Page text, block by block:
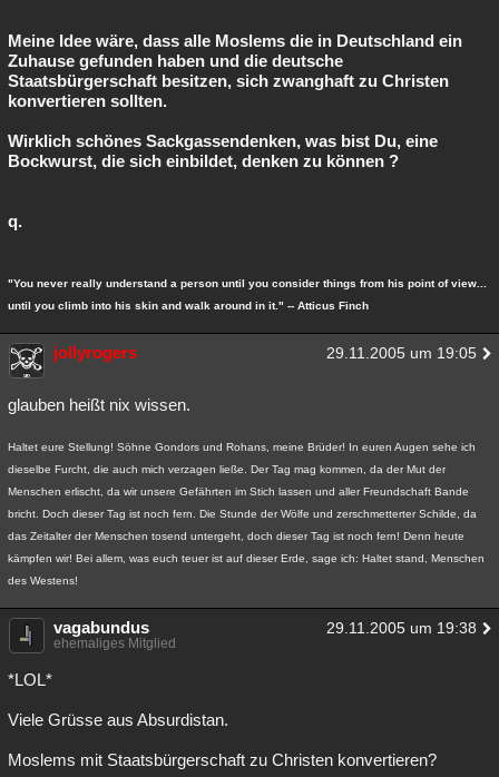
Meine Idee wäre, dass alle Moslems die in Deutschland ein
Zuhause gefunden haben und die deutsche
Staatsbürgerschaft besitzen, sich zwanghaft zu Christen
konvertieren sollten.
Wirklich schönes Sackgassendenken, was bist Du, eine
Bockwurst, die sich einbildet, denken zu können ?
q.
"You never really understand a person until you consider things from his point of view...
until you climb into his skin and walk around in it." -- Atticus Finch
jollyrogers 29.11.2005 um 19:05
glauben heißt nix wissen.
Haltet eure Stellung! Söhne Gondors und Rohans, meine Brüder! In euren Augen sehe ich
dieselbe Furcht, die auch mich verzagen ließe. Der Tag mag kommen, da der Mut der
Menschen erlischt, da wir unsere Gefährten im Stich lassen und aller Freundschaft Bande
bricht. Doch dieser Tag ist noch fern. Die Stunde der Wölfe und zerschmetterter Schilde, da
das Zeitalter der Menschen tosend untergeht, doch dieser Tag ist noch fern! Denn heute
kämpfen wir! Bei allem, was euch teuer ist auf dieser Erde, sage ich: Haltet stand, Menschen
des Westens!
vagabundus 29.11.2005 um 19:38
ehemaliges Mitglied
*LOL*
Viele Grüsse aus Absurdistan.
Moslems mit Staatsbürgerschaft zu Christen konvertieren?